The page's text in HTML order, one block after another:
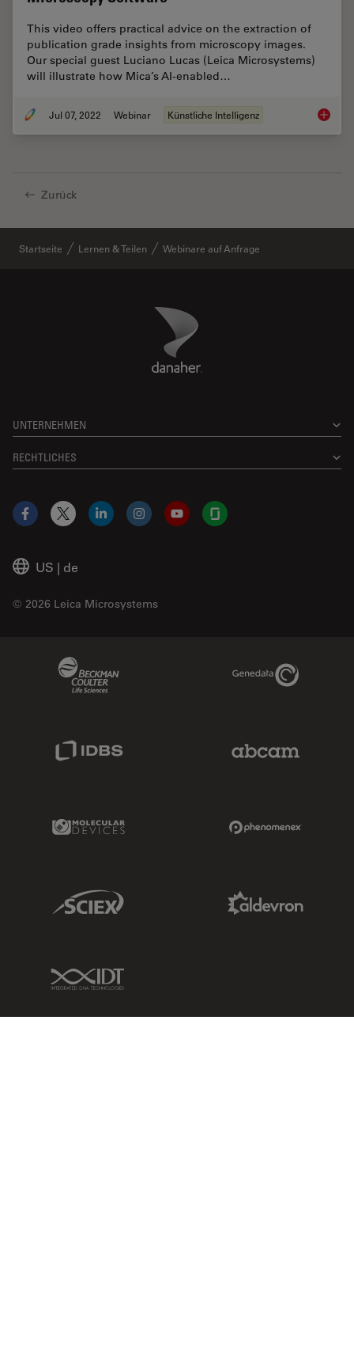
This video offers practical advice on the extraction of
publication grade insights from microscopy images.
Our special guest Luciano Lucas (Leica Microsystems)
will illustrate how Mica’s AI-enabled…
Jul 07, 2022 Webinar Künstliche Intelligenz 3D
Zurück
Startseite Lernen & Teilen Webinare auf Anfrage
Danaher Logo
UNTERNEHMEN
RECHTLICHES
US | de
© 2026 Leica Microsystems
Facebook
X LinkedInInstagramYouTubeGlassdoor
Genedata Link
Molecular Devices Link
Sciex Link
IDT Link